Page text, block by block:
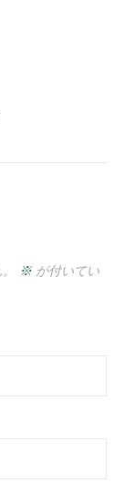
※が付いてい